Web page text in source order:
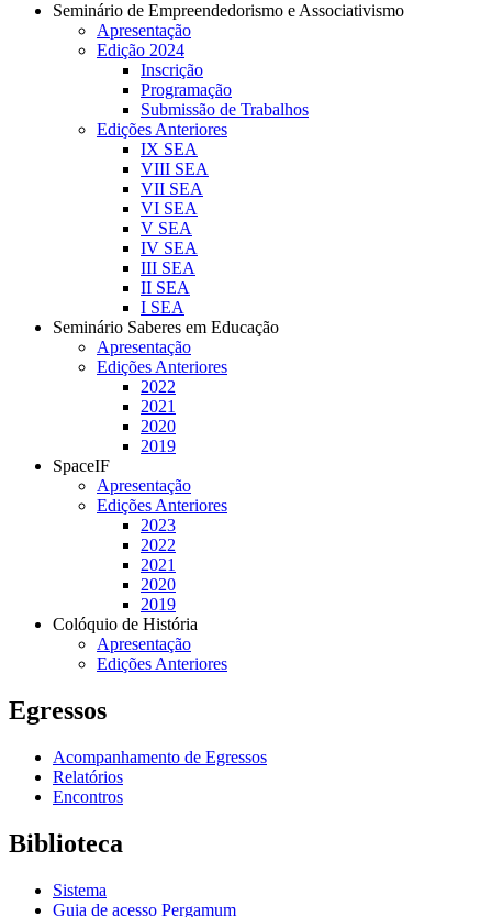
Seminário de Empreendedorismo e Associativismo
Apresentação
Edição 2024
Inscrição
Programação
Submissão de Trabalhos
Edições Anteriores
IX SEA
VIII SEA
VII SEA
VI SEA
V SEA
IV SEA
III SEA
II SEA
I SEA
Seminário Saberes em Educação
Apresentação
Edições Anteriores
2022
2021
2020
2019
SpaceIF
Apresentação
Edições Anteriores
2023
2022
2021
2020
2019
Colóquio de História
Apresentação
Edições Anteriores
Egressos
Acompanhamento de Egressos
Relatórios
Encontros
Biblioteca
Sistema
Guia de acesso Pergamum